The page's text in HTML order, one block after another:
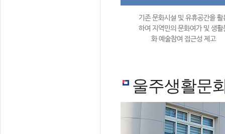
기존 문화시설 및 유휴공간을 활
하여 지역민의 문화여가 및 생활
화 예술참여 접근성 제고
울주생활문